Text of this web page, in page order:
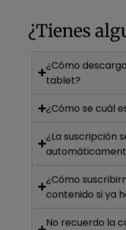
¿Tienes
¿Cómo
tablet?
¿Cómo se cuál
¿La suscripción
¿Cómo
contenido si ya
No recuerdo la